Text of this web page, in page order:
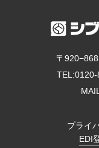
〒
TEL:
プライ
EDI